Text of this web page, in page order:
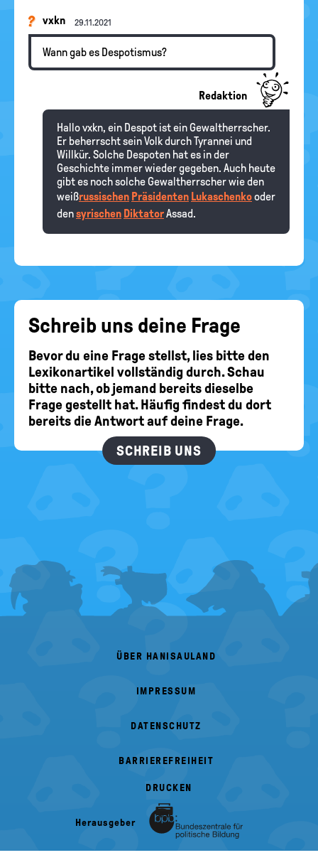
vxkn 29.11.2021
Wann gab es Despotismus?
Redaktion
Hallo vxkn, ein Despot ist ein Gewaltherrscher.
Er beherrscht sein Volk durch Tyrannei und
Willkür. Solche Despoten hat es in der
Geschichte immer wieder gegeben. Auch heute
gibt es noch solche Gewaltherrscher wie den
weißrussischen Präsidenten Lukaschenkooder
densyrischen DiktatorAssad.
Schreib uns deine Frage
Bevor du eine Frage stellst, lies bitte den
Lexikonartikel vollständig durch. Schau
bitte nach, ob jemand bereits dieselbe
Frage gestellt hat. Häufig findest du dort
bereits die Antwort auf deine Frage.
SCHREIB UNS
FOOTER
MENU
ÜBER HANISAULAND
IMPRESSUM
DATENSCHUTZ
BARRIEREFREIHEIT
DRUCKEN
Herausgeber